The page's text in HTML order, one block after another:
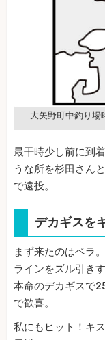
大矢野町中釣り場
最干時少し前に到
うな所を杉田さん
で遠投。
デカギスを
まず来たのはベラ
ラインをズル引き
本命のデカギスで
で歓喜。
私にもヒット！キ